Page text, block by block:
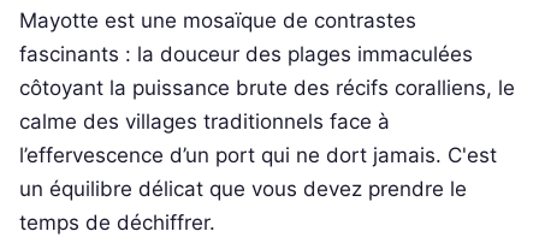
Mayotte est une mosaïque de contrastes
fascinants : la douceur des plages immaculées
côtoyant la puissance brute des récifs coralliens, le
calme des villages traditionnels face à
l’effervescence d’un port qui ne dort jamais. C'est
un équilibre délicat que vous devez prendre le
temps de déchiffrer.